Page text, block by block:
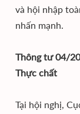
và hội nhập
nhấn mạnh.
Thông tư 04/
Thực chất
Tại hội nghị,